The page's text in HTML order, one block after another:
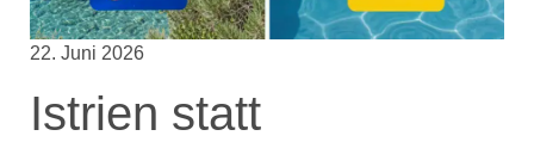
22. Juni 2026
Istrien statt